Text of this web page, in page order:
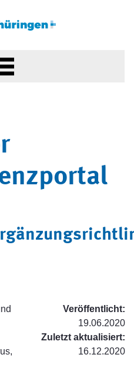
Veröffentlicht:
19.06.2020
Zuletzt aktualisiert:
16.12.2020